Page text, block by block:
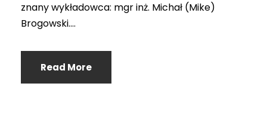
znany wykładowca: mgr inż. Michał (Mike)
Brogowski....
Read More